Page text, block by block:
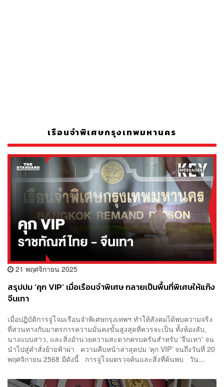
เรือนจำพิเศษกรุงเทพมหานคร
21 พฤศจิกายน 2025
สรุปปม ‘คุก VIP’ เมื่อเรือนจำพิเศษ กลายเป็นพื้นที่พิเศษให้แก๊ง
จีนเทา
เมื่อปฏิบัติการจู่โจมเรือนจำพิเศษกรุงเทพฯ ทำให้สังคมได้พบความจริง
ที่สวนทางกับมาตรการความมั่นคงขั้นสูงสุดที่ควรจะเป็น ทั้งห้องลับ,
นางแบบสาว, และสิ่งอำนวยความสะดวกครบครันสำหรับ 'จีนเทา' จน
นำไปสู่คำสั่งย้ายฟ้าผ่า ความคืบหน้าล่าสุดปม ‘คุก VIP’ จนถึงวันที่ 20
พฤศจิกายน 2568 มีดังนี้ การจู่โจมตรวจค้นและสิ่งที่ค้นพบ วัน...